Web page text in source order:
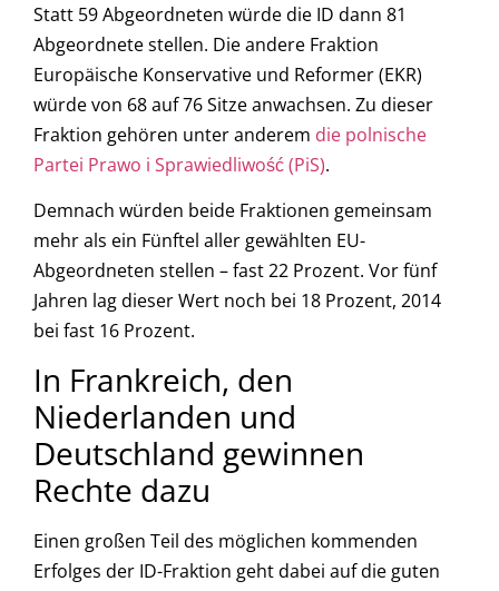
Statt 59 Abgeordneten würde die ID dann 81
Abgeordnete stellen. Die andere Fraktion
Europäische Konservative und Reformer (EKR)
würde von 68 auf 76 Sitze anwachsen. Zu dieser
Fraktion gehören unter anderem die polnische
Partei Prawo i Sprawiedliwość (PiS).
Demnach würden beide Fraktionen gemeinsam
mehr als ein Fünftel aller gewählten EU-
Abgeordneten stellen – fast 22 Prozent. Vor fünf
Jahren lag dieser Wert noch bei 18 Prozent, 2014
bei fast 16 Prozent.
In Frankreich, den
Niederlanden und
Deutschland gewinnen
Rechte dazu
Einen großen Teil des möglichen kommenden
Erfolges der ID-Fraktion geht dabei auf die guten